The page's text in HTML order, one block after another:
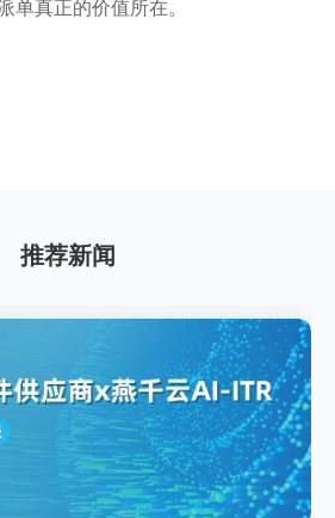
单真正的价值所在。
推荐新闻